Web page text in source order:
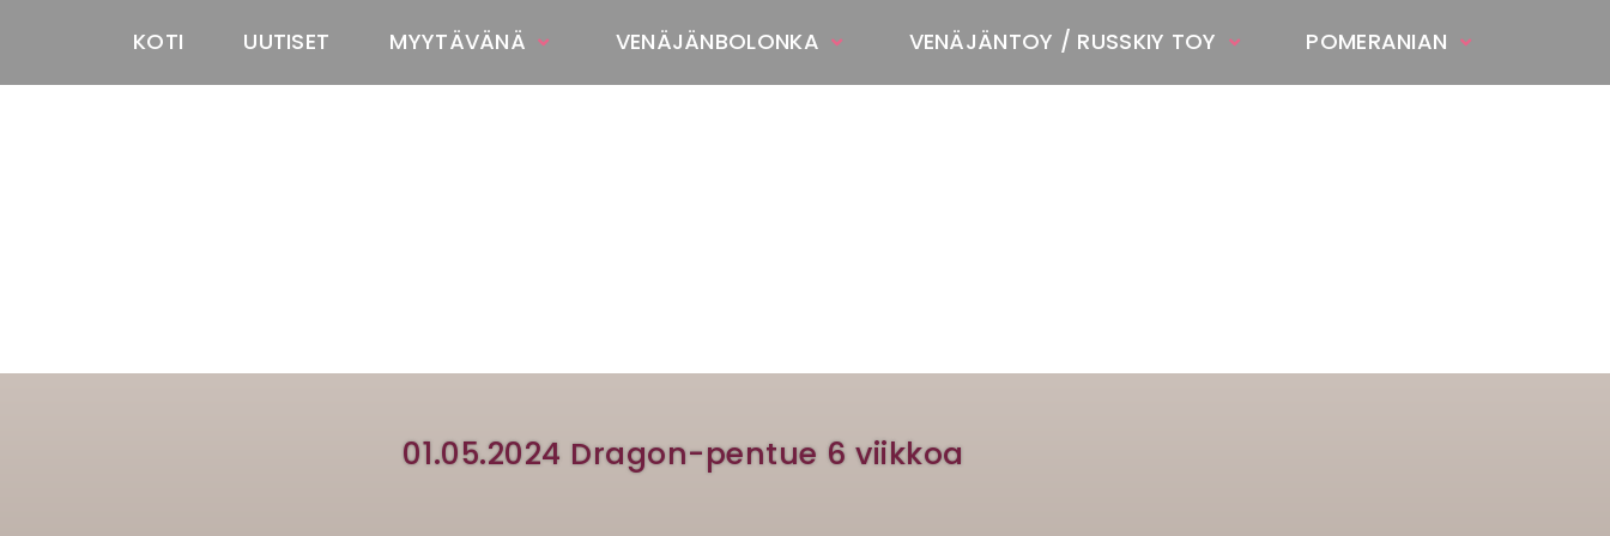
KOTI UUTISET MYYTÄVÄNÄ VENÄJÄNBOLONKA VENÄJÄNTOY / RUSSKIY TOY POMERANIAN
pomeranian
01.05.2024 Dragon-pentue 6 viikkoa